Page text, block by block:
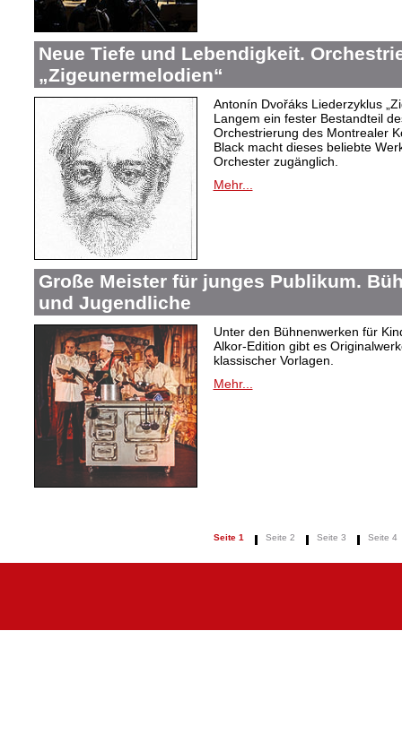
Neue Tiefe und Lebendigkeit.
„Zigeunermelodien“
Antonín Dvořáks Liederzyklus
Langem ein fester Bestandteil
Orchestrierung des Montrealer
Black macht dieses beliebte
Orchester zugänglich.
Mehr...
Große Meister für junges Publikum.
und Jugendliche
Unter den Bühnenwerken für
Alkor-Edition gibt es
klassischer Vorlagen.
Mehr...
Seite 1 Seite 2 Seite 3 Seite 4